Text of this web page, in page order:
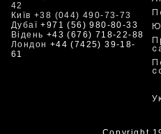
42
Київ +38 (044) 490-73-73
Дубаї+971 (56) 980-80-33
Відень +43 (676) 718-22-88
Лондон +44 (7425) 39-18-
61